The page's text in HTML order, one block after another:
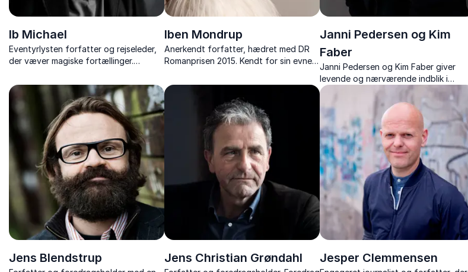
Ib Michael
Eventyrlysten forfatter og rejseleder,
der væver magiske fortællinger.
væld af oplevelser.
Iben Mondrup
Anerkendt forfatter, hædret med DR
Romanprisen 2015. Kendt for sin evne
med dyb menneskelig indsigt.
Janni Pedersen og Kim
Faber
Janni Pedersen og Kim Faber giver
levende og nærværende indblik i
krimiskrivning, kreative processer og
livet som forfatterpar
Jens Blendstrup Jens Christian Grøndahl Jesper Clemmensen